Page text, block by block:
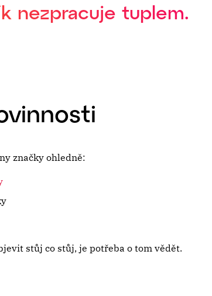
nezpracuje tuplem.
značky ohledně:
stůj co stůj, je potřeba o tom vědět.